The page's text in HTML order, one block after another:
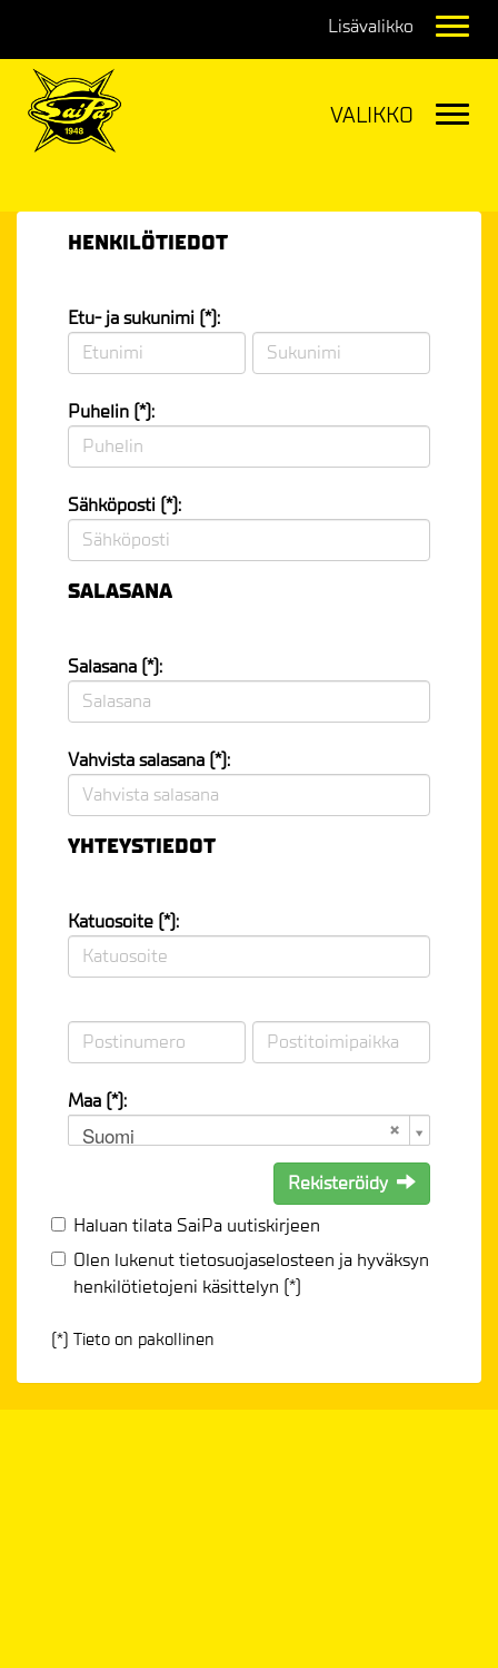
HENKILÖTIEDOT
Etu- ja sukunimi (*):
Puhelin (*):
Sähköposti (*):
SALASANA
Salasana (*):
Vahvista salasana (*):
YHTEYSTIEDOT
Katuosoite (*):
Maa (*):
Suomi
Rekisteröidy
Haluan tilata SaiPa uutiskirjeen
Olen lukenuttietosuojaselosteen ja hyväksyn
henkilötietojeni käsittelyn (*)
(*) Tieto on pakollinen